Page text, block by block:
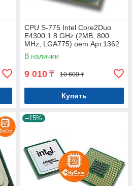
CPU S-775 Intel Core2Duo
E4300 1.8 GHz (2MB, 800
MHz, LGA775) oem Арт.1362
В наличии
9 010 ₸ 10 600 ₸
Купить
–15%